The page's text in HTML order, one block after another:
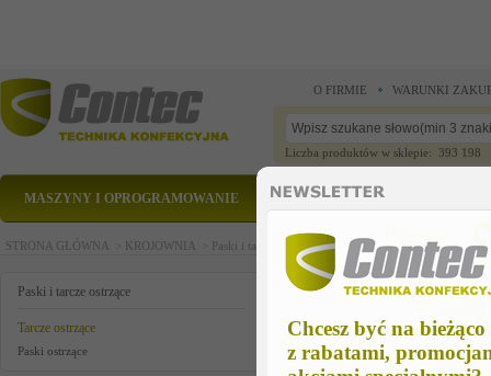
Chcesz być na bieżąco
z rabatami,
O FIRMIE WARUNKI
Liczba produktów w sklepie: 393 198
MASZYNY I OPROGRAMOWANIE CZĘŚCI ZAMIENNE
STRONA GŁÓWNA > KROJOWNIA > Paski i tarcze ostrzące > Tarcze ostrzące > tarcza
Paski i tarcze ostrzące
Tarcze ostrzące
Paski ostrzące
tarcza ostrzaca 60*12*8